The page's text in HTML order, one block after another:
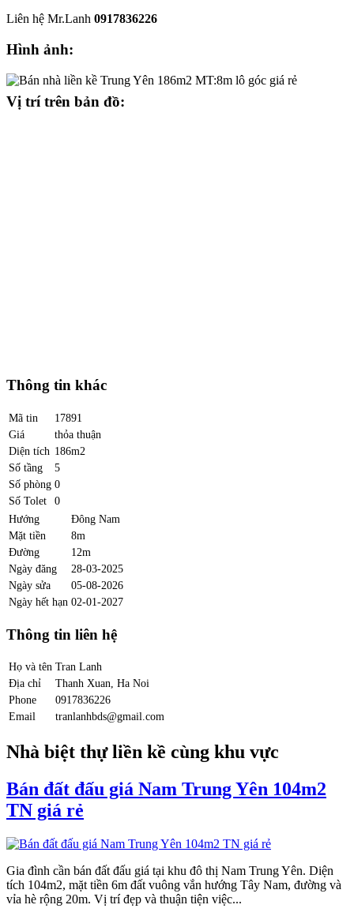
Liên hệ Mr.Lanh 0917836226
Hình ảnh:
Vị trí trên bản đồ:
Thông tin khác
Mã tin
17891
Giá
thỏa thuận
Diện tích 186m2
Số tầng
5
Số phòng 0
Số Tolet
0
Hướng
Đông Nam
Mặt tiền
8m
Đường
12m
Ngày đăng
28-03-2025
Ngày sửa
05-08-2026
Ngày hết hạn 02-01-2027
Thông tin liên hệ
Họ và tên Tran Lanh
Địa chỉ
Thanh Xuan, Ha Noi
Phone
0917836226
Email
tranlanhbds@gmail.com
Nhà biệt thự liền kề cùng khu vực
Bán đất đấu giá Nam Trung Yên 104m2
TN giá rẻ
Gia đình cần bán đất đấu giá tại khu đô thị Nam Trung Yên. Diện
tích 104m2, mặt tiền 6m đất vuông vắn hướng Tây Nam, đường và
vỉa hè rộng 20m. Vị trí đẹp và thuận tiện việc...